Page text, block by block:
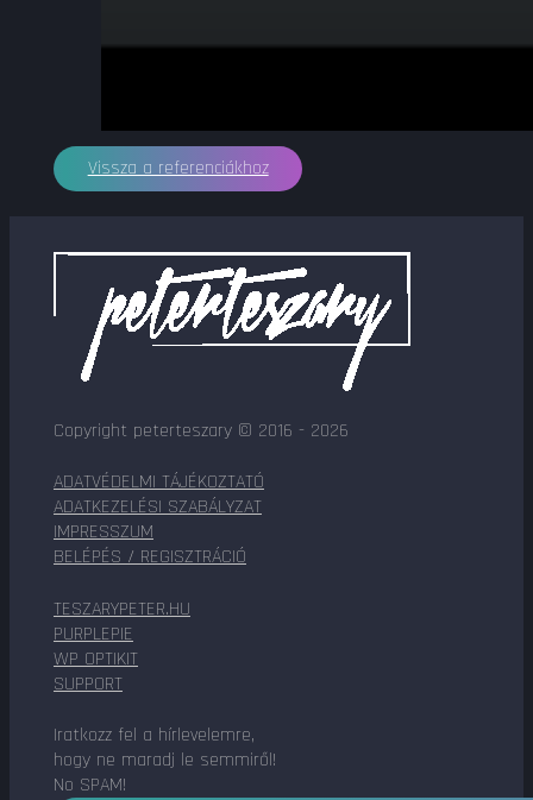
Vissza a referenciákhoz
Copyright peterteszary © 2016 - 2026
ADATVÉDELMI TÁJÉKOZTATÓ
ADATKEZELÉSI SZABÁLYZAT
IMPRESSZUM
BELÉPÉS / REGISZTRÁCIÓ
TESZARYPETER.HU
PURPLEPIE
WP OPTIKIT
SUPPORT
Iratkozz fel a hírlevelemre,
hogy ne maradj le semmiről!
No SPAM!